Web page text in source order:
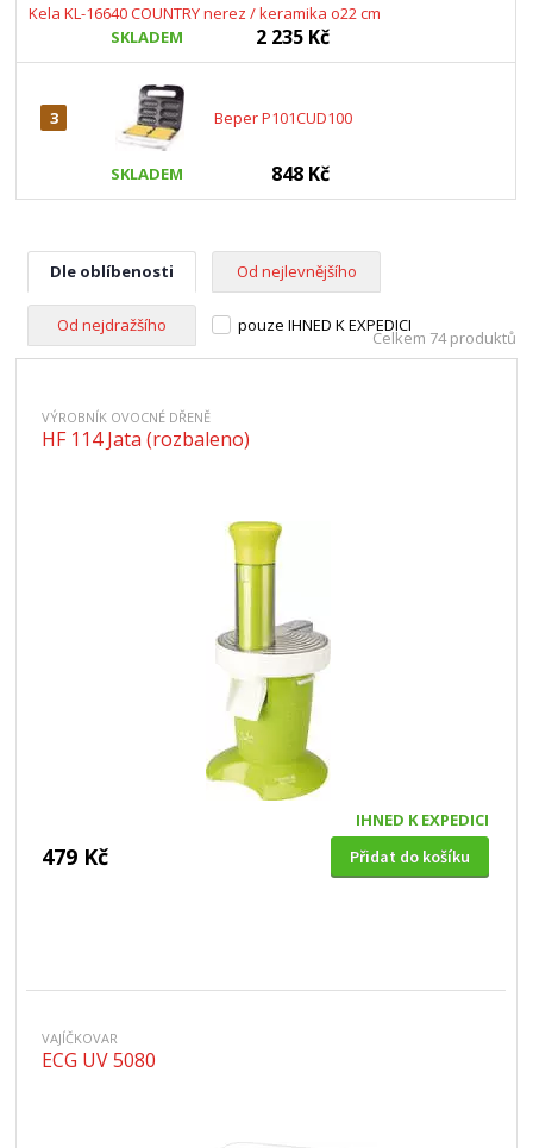
Kela KL-16640 COUNTRY nerez / keramika o22 cm
SKLADEM
2 235 Kč
3 Beper P101CUD100
SKLADEM 848 Kč
Dle oblíbenosti Od nejlevnějšího
Od nejdražšího pouze IHNED K EXPEDICI
Celkem 74 produktů
VÝROBNÍK OVOCNÉ DŘENĚ
HF 114 Jata (rozbaleno)
IHNED K EXPEDICI
479 Kč Přidat do košíku
VAJÍČKOVAR
ECG UV 5080